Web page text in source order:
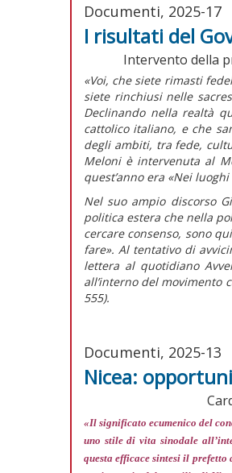
Documenti, 2025-17
I risultati del
Intervento della
«Voi, che siete rimasti
siete rinchiusi nelle
Declinando nella realtà
cattolico italiano, e che
degli ambiti, tra fede,
Meloni è intervenuta al
quest’anno era «Nei
Nel suo ampio discorso
politica estera che nella
cercare consenso, sono
fare». Al tentativo di
lettera al quotidiano
all’interno del movimento
555).
Documenti, 2025-13
Nicea:
«Il significato ecumenico del
uno stile di vita sinodale
questa efficace sintesi il